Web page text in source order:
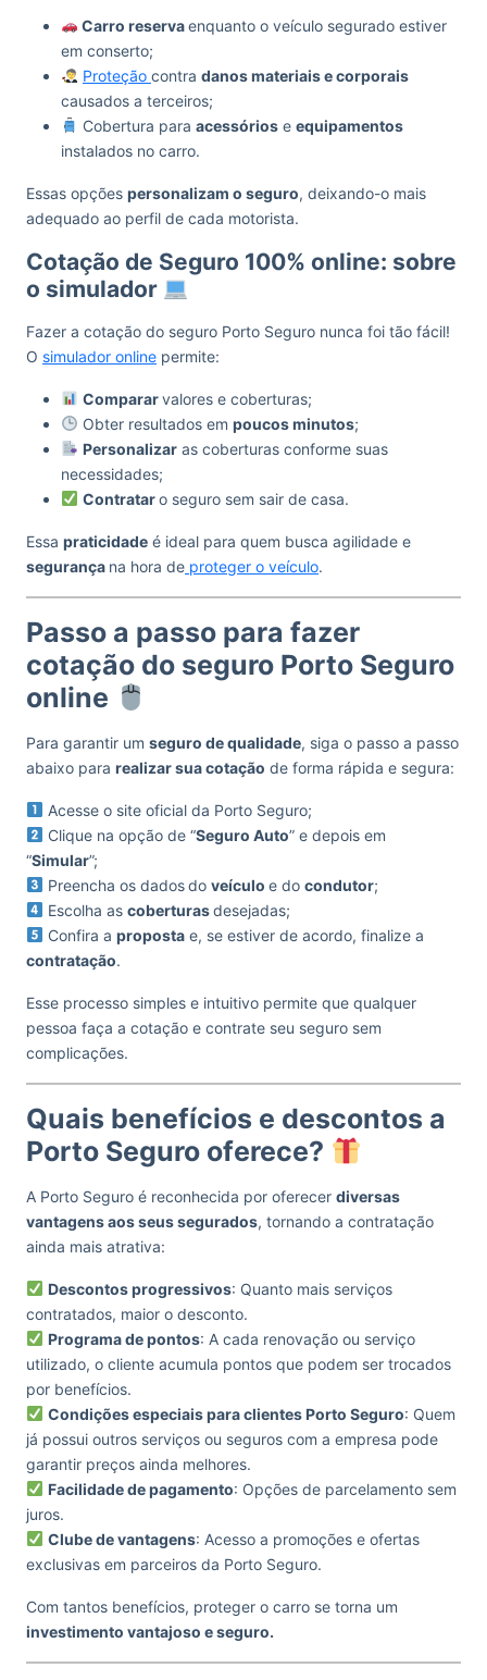
Carro reservaenquanto o veículo segurado estiver
em conserto;
Proteção contra danos materiais e corporais
causados a terceiros;
Cobertura para acessóriose equipamentos
instalados no carro.
Essas opções personalizam o seguro, deixando-o mais
adequado ao perfil de cada motorista.
Cotação de Seguro 100% online: sobre
o simulador
Fazer a cotação do seguro Porto Seguro nunca foi tão fácil!
O simulador online permite:
Compararvalores e coberturas;
Obter resultados em poucos minutos;
Personalizaras coberturas conforme suas
necessidades;
Contrataro seguro sem sair de casa.
Essa praticidade é ideal para quem busca agilidade e
segurança na hora de proteger o veículo.
Passo a passo para fazer
cotação do seguro Porto Seguro
online
Para garantir um seguro de qualidade, siga o passo a passo
abaixo para realizar sua cotação de forma rápida e segura:
Acesse o site oficial da Porto Seguro;
Clique na opção de “Seguro Auto” e depois em
“Simular”;
Preencha os dadosdo veículo e do condutor;
Escolha as coberturasdesejadas;
Confira a propostae, se estiver de acordo, finalize a
contratação.
Esse processo simples e intuitivo permite que qualquer
pessoa faça a cotação e contrate seu seguro sem
complicações.
Quais benefícios e descontos a
Porto Seguro oferece?
A Porto Seguro é reconhecida por oferecer diversas
vantagens aos seus segurados, tornando a contratação
ainda mais atrativa:
Descontos progressivos: Quanto mais serviços
contratados, maior o desconto.
Programa de pontos: A cada renovação ou serviço
utilizado, o cliente acumula pontos que podem ser trocados
por benefícios.
Condições especiais para clientes Porto Seguro: Quem
já possui outros serviços ou seguros com a empresa pode
garantir preços ainda melhores.
Facilidade de pagamento: Opções de parcelamento sem
juros.
Clube de vantagens: Acesso a promoções e ofertas
exclusivas em parceiros da Porto Seguro.
Com tantos benefícios, proteger o carro se torna um
investimento vantajoso e seguro.